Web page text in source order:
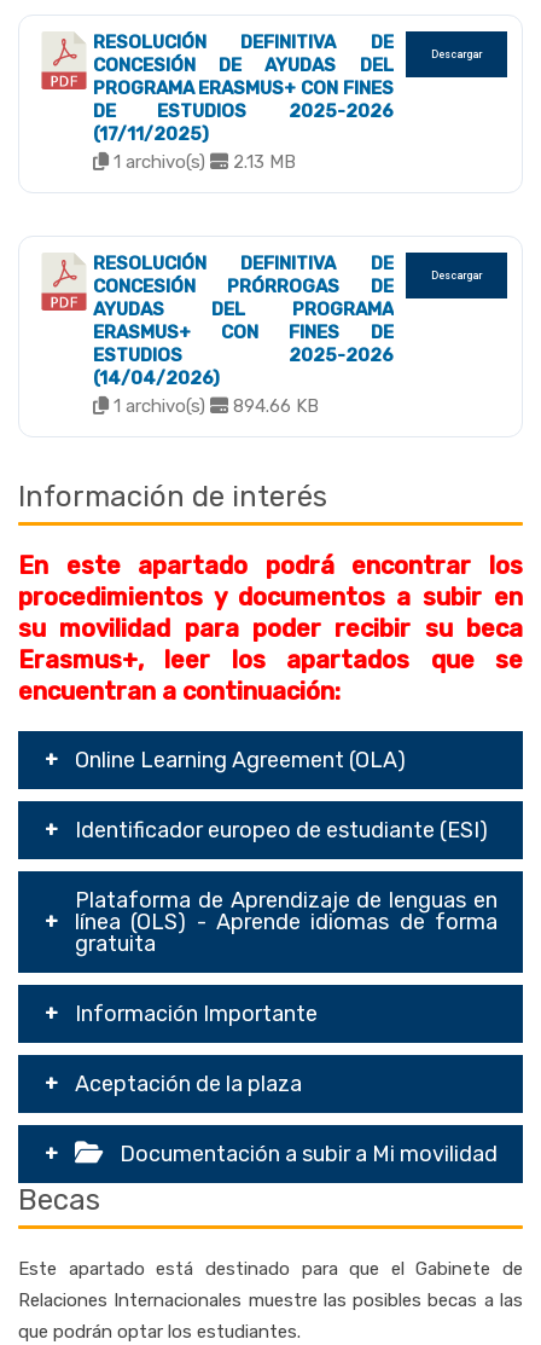
RESOLUCIÓN DEFINITIVA DE
CONCESIÓN DE AYUDAS DEL
PROGRAMA ERASMUS+ CON FINES
DE ESTUDIOS 2025-2026
(17/11/2025)
1 archivo(s)
2.13 MB
Descargar
RESOLUCIÓN DEFINITIVA DE
CONCESIÓN PRÓRROGAS DE
AYUDAS DEL PROGRAMA
ERASMUS+ CON FINES DE
ESTUDIOS 2025-2026
(14/04/2026)
1 archivo(s)
894.66 KB
Descargar
Información de interés
En este apartado podrá encontrar los
procedimientos y documentos a subir en
su movilidad para poder recibir su beca
Erasmus+, leer los apartados que se
encuentran a continuación:
Online Learning Agreement (OLA)
Identificador europeo de estudiante (ESI)
Plataforma de Aprendizaje de lenguas en
línea (OLS) - Aprende idiomas de forma
gratuita
Información Importante
Aceptación de la plaza
Documentación a subir a Mi movilidad
Becas
Este apartado está destinado para que el Gabinete de
Relaciones Internacionales muestre las posibles becas a las
que podrán optar los estudiantes.